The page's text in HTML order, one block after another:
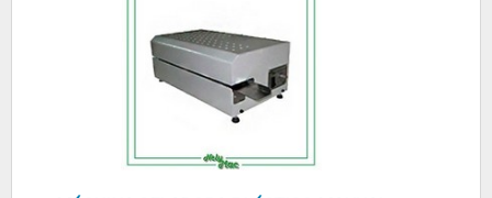
Caixas foca sua estratégia em produzir uma
estrutura aos clientes com escritório de alta
qualidade onde são realizadas as atividades e
equipamentos de última geração, tudo isso
caixas com assertividade.Há muitas maneiras
eficientes de uma companhia demonstrar